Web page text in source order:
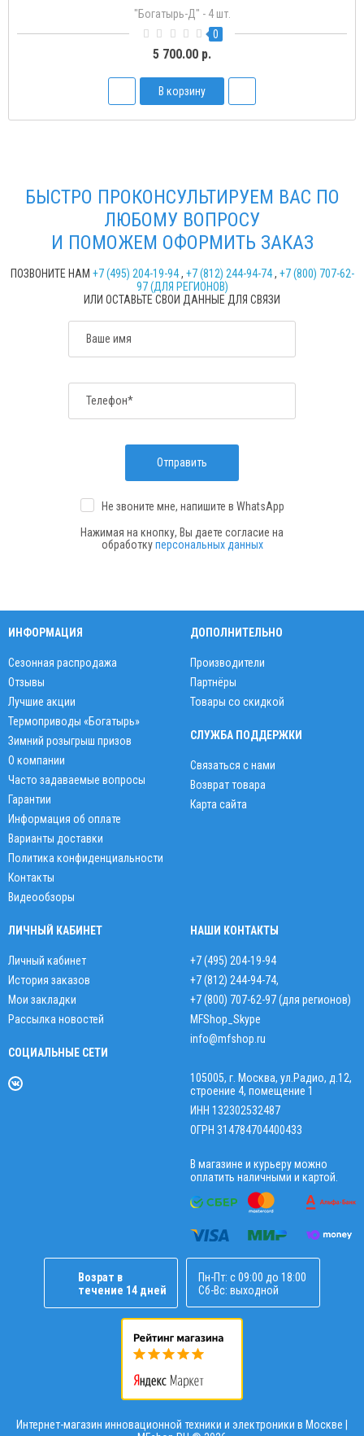
БЫСТРО ПРОКОНСУЛЬТИРУЕМ ВАС ПО
ЛЮБОМУ ВОПРОСУ
И ПОМОЖЕМ ОФОРМИТЬ ЗАКАЗ
ПОЗВОНИТЕ НАМ +7 (495) 204-19-94, +7 (812) 244-94-74, +7 (800) 707-62-
97 (ДЛЯ РЕГИОНОВ)
ИЛИ ОСТАВЬТЕ СВОИ ДАННЫЕ ДЛЯ СВЯЗИ
Ваше имя
Телефон*
Отправить
Не звоните мне, напишите в WhatsApp
Нажимая на кнопку, Вы даете согласие на
обработкуперсональных данных
ИНФОРМАЦИЯ
Сезонная распродажа
Отзывы
Лучшие акции
Термоприводы «Богатырь»
Зимний розыгрыш призов
О компании
Часто задаваемые вопросы
Гарантии
Информация об оплате
Варианты доставки
Политика конфиденциальности
Контакты
Видеообзоры
ДОПОЛНИТЕЛЬНО
Производители
Партнёры
Товары со скидкой
СЛУЖБА ПОДДЕРЖКИ
Связаться с нами
Возврат товара
Карта сайта
ЛИЧНЫЙ КАБИНЕТ
Личный кабинет
История заказов
Мои закладки
Рассылка новостей
СОЦИАЛЬНЫЕ СЕТИ
НАШИ КОНТАКТЫ
+7 (495) 204-19-94
+7 (812) 244-94-74,
+7 (800) 707-62-97 (для регионов)
MFShop_Skype
info@mfshop.ru
105005, г. Москва, ул.Радио, д.12,
строение 4, помещение 1
ИНН 132302532487
ОГРН 314784704400433
В магазине и курьеру можно
оплатить наличными и картой.
Возрат в
течение 14 дней
Пн-Пт: с 09:00 до 18:00
Сб-Вс: выходной
Интернет-магазин инновационной техники и электроники в Москве |